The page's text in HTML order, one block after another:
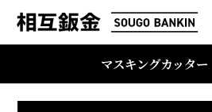
マスキングカッタ